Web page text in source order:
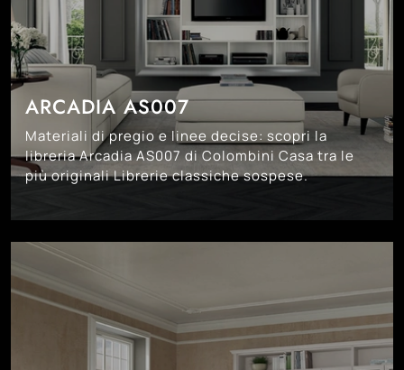
ARCADIA AS007
Materiali di pregio e linee decise: scopri la
libreria Arcadia AS007 di Colombini Casa tra le
più originali Librerie classiche sospese.